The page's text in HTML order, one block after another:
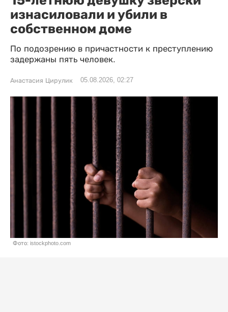
изнасиловали и убили в
собственном доме
По подозрению в причастности к преступлению
задержаны пять человек.
Анастасия Цирулик 05.08.2026, 02:27
Фото: istockphoto.com